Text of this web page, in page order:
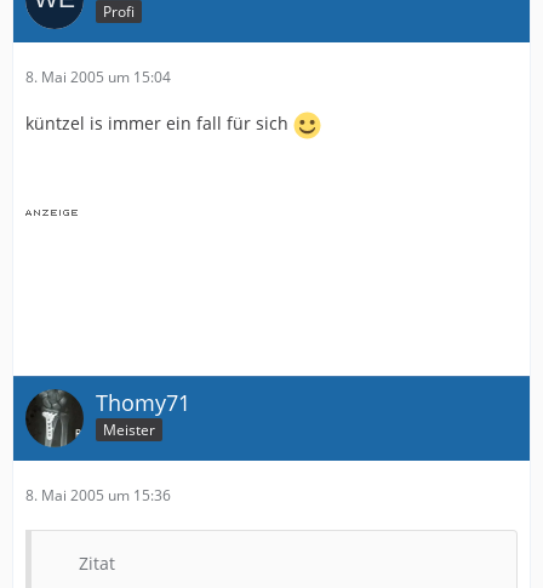
Profi
8. Mai 2005 um 15:04
küntzel is immer ein fall für sich
Thomy71
Meister
8. Mai 2005 um 15:36
Zitat